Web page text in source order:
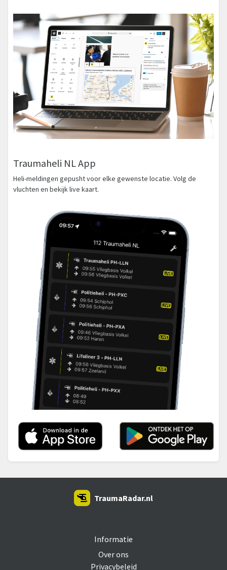
Traumaheli NL App
Heli-meldingen gepusht voor elke gewenste locatie. Volg de
vluchten en bekijk live kaart.
Informatie
Over ons
Privacybeleid
TraumaRadar.nl